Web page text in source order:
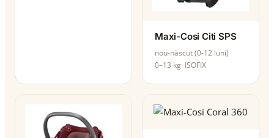
Maxi-Cosi Citi SPS
nou-născut (0-12 luni)
0–13 kg ISOFIX